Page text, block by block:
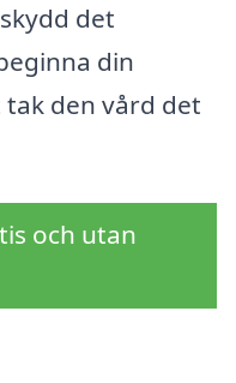
det
din
den vård det
och utan